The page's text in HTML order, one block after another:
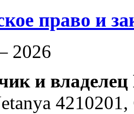
право и
2026
и